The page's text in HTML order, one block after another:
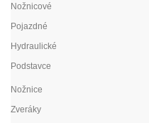
Nožnicové
Pojazdné
Hydraulické
Podstavce
Nožnice
Zveráky